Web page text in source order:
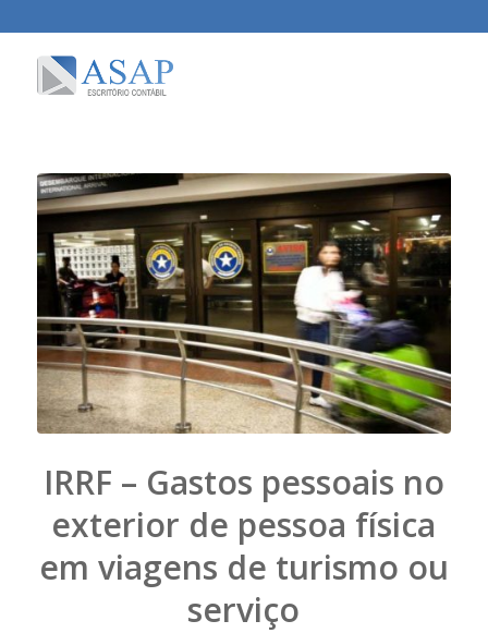
IRRF – Gastos pessoais no
exterior de pessoa física
em viagens de turismo ou
serviço